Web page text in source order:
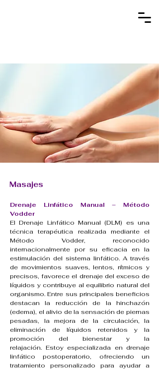
Masajes
Drenaje Linfático Manual – Método
Vodder
El Drenaje Linfático Manual (DLM) es una
técnica terapéutica realizada mediante el
Método Vodder, reconocido
internacionalmente por su eficacia en la
estimulación del sistema linfático. A través
de movimientos suaves, lentos, rítmicos y
precisos, favorece el drenaje del exceso de
líquidos y contribuye al equilibrio natural del
organismo.Entre sus principales beneficios
destacan la reducción de la hinchazón
(edema), el alivio de la sensación de piernas
pesadas, la mejora de la circulación, la
eliminación de líquidos retenidos y la
promoción del bienestar y la
relajación. Estoy especializada en drenaje
linfático postoperatorio, ofreciendo un
tratamiento personalizado para ayudar a